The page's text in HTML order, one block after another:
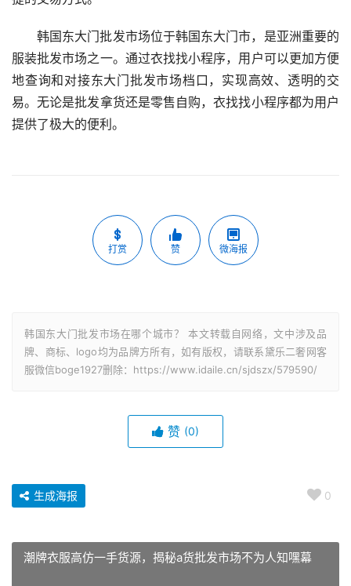
韩国东大门批发市场位于韩国东大门市，是亚洲重要的
服装批发市场之一。通过衣找找小程序，用户可以更加方便
地查询和对接东大门批发市场档口，实现高效、透明的交
易。无论是批发拿货还是零售自购，衣找找小程序都为用户
提供了极大的便利。
打赏 赞 微海报
韩国东大门批发市场在哪个城市？ 本文转载自网络，文中涉及品
牌、商标、logo均为品牌方所有，如有版权，请联系黛乐二奢网客
服微信boge1927删除：https://www.idaile.cn/sjdszx/579590/
赞 (0)
0
生成海报
潮牌衣服高仿一手货源，揭秘a货批发市场不为人知嘿幕